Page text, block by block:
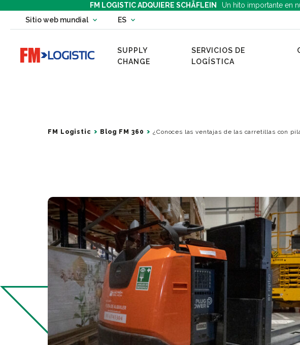
FM LOGISTIC ADQUIERE SCHÄFLEIN Un hito importante en
Sitio web mundial Change country website
ES
Change language
Go to home page
SUPPLY
CHANGE
SERVICIOS DE
LOGÍSTICA
FM Logistic Blog FM 360 ¿Conoces las ventajas de las carretillas con